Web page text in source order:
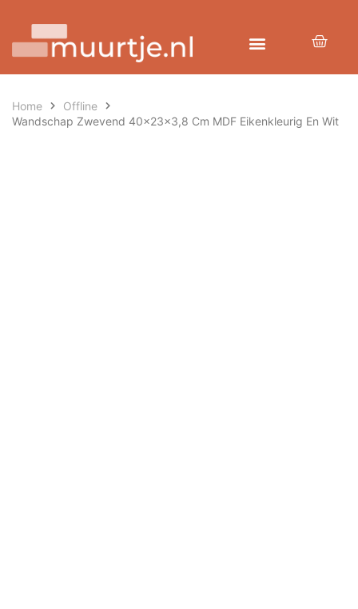
Home
Offline
Wandschap Zwevend 40x23x3,8 Cm MDF Eikenkleurig En Wit